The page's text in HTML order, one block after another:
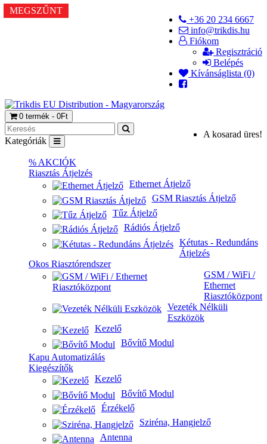
+36 20 234 6667
info@trikdis.hu
Fiókom
Regisztráció
Belépés
Kívánságlista (0)
0 termék - 0Ft
A kosarad üres!
Kategóriák
% AKCIÓK
Riasztás Átjelzés
Ethernet Átjelző
GSM Riasztás Átjelző
Tűz Átjelző
Rádiós Átjelző
Kétutas - Redundáns
Átjelzés
Okos Riasztórendszer
GSM / WiFi /
Ethernet
Riasztóközpont
Vezeték Nélküli
Eszközök
Kezelő
Bővítő Modul
Kapu Automatizálás
Kiegészítők
Kezelő
Bővítő Modul
Érzékelő
Sziréna, Hangjelző
Antenna
MEGSZŰNT